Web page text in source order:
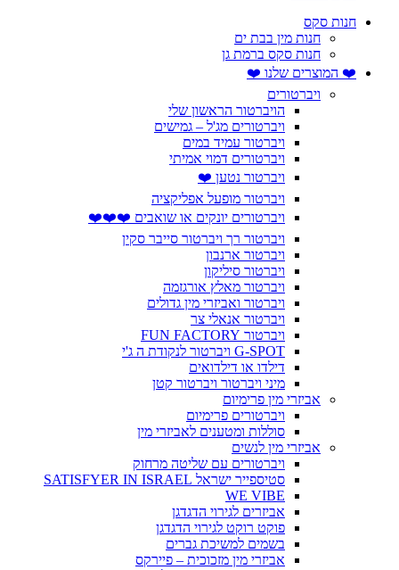
חנות סקס
חנות מין בבת ים
חנות סקס ברמת גן
❤️ המוצרים שלנו ❤️
ויברטורים
הויברטור הראשון שלי
ויברטורים מג'ל – גמישים
ויברטור עמיד במים
ויברטורים דמוי אמיתי
ויברטור נטען ❤️
ויברטור מופעל אפליקציה
ויברטורים יונקים או שואבים ❤️❤️❤️
ויברטור רך ויברטור סייבר סקין
ויברטור ארנבון
ויברטור סיליקון
ויברטור מאלץ אורגזמה
ויברטור ואביזרי מין גדולים
ויברטור אנאלי צר
ויברטור FUN FACTORY
G-SPOT ויברטור לנקודת ה ג'י
דילדו או דילדואים
מיני ויברטור ויברטור קטן
אביזרי מין פרימיום
ויברטורים פרימיום
סוללות ומטענים לאביזרי מין
אביזרי מין לנשים
ויברטורים עם שליטה מרחוק
סטיספייר ישראל SATISFYER IN ISRAEL
WE VIBE
אביזרים לגירוי הדגדגן
פוקט רוקט לגירוי הדגדגן
בשמים למשיכת גברים
אביזרי מין מזכוכית – פיירקס